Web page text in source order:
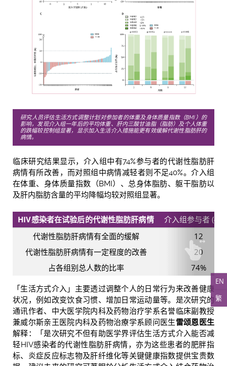
EN
繁
研究人员评估生活方式调整计划对参加者的体重及身体质量指数（BMI）的
影响，发现介入组一年后的平均体重、肝内三酸甘油脂（脂肪）及个人体重
的跌幅较控制组显著，显示加入生活介入措施能更有效缓解代谢性脂肪肝的
病情。
临床研究结果显示，介入组中有74%参与者的代谢性脂肪肝
病情有所改善，而对照组中病情减轻者则不足40%。介入组
在体重、身体质量指数（BMI）、总身体脂肪、躯干脂肪以
及肝内脂肪含量的平均降幅均较对照组显著。
HIV感染者在试验后的代谢性脂肪肝病情
介入组参与者 (43
代谢性脂肪肝病情有全面的缓解
12
代谢性脂肪肝病情有一定程度的改善
20
占各组别总人数的比率
74%
「生活方式介入」主要透过调整个人的日常行为来改善健康
状况，例如改变饮食习惯、增加日常运动量等。是次研究的
通讯作者、中大医学院内科及药物治疗学系名誉临床副教授
兼威尔斯亲王医院内科及药物治療学系顾问医生雷颂恩医生
解释：「是次研究不但有助医学界评估生活方式介入能否减
轻HIV感染者的代谢性脂肪肝病情，亦为这些患者的肥胖指
标、炎症反应标志物及肝纤维化等关键健康指数提供宝贵数